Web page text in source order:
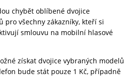
chybět oblíbené dvojice
pro všechny zákazníky, kteří si
smlouvu na mobilní hlasové
získat dvojice vybraných modelů
bude stát pouze 1 Kč, případně